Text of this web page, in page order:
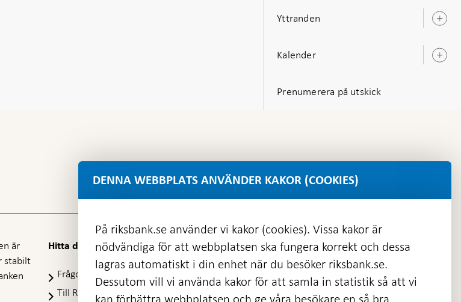
Yttranden
Kalender
Prenumerera på utskick
är
stabilt
Hitta direkt
Frågor och svar
Öppnas
i
Till Riksbankens webbarkiv
DENNA WEBBPLATS ANVÄNDER KAKOR (COOKIES)
På riksbank.se använder vi kakor (cookies). Vissa kakor är
nödvändiga för att webbplatsen ska fungera korrekt och dessa
lagras automatiskt i din enhet när du besöker riksbank.se.
Dessutom vill vi använda kakor för att samla in statistik så att vi